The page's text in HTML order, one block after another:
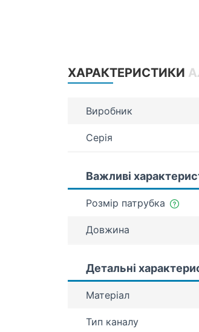
ХАРАКТЕРИСТИКИ
Виробник
Серія
Важливі
Розмір патрубка
Довжина
Детальні
Матеріал
Тип каналу